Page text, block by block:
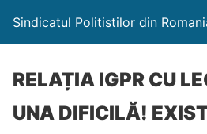
Sindicatul Politistilor din
RELAȚIA IGPR CU
UNA DIFICILĂ!